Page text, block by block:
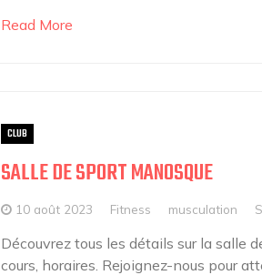
Read More
CLUB
SALLE DE SPORT MANOSQUE
10 août 2023 Fitness musculation
Découvrez tous les détails sur la salle
cours, horaires. Rejoignez-nous pour